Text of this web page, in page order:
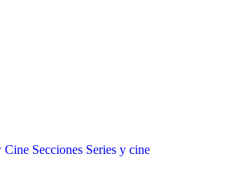
Cine Secciones Series y cine